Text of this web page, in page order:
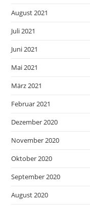
August 2021
Juli 2021
Juni 2021
Mai 2021
März 2021
Februar 2021
Dezember 2020
November 2020
Oktober 2020
September 2020
August 2020